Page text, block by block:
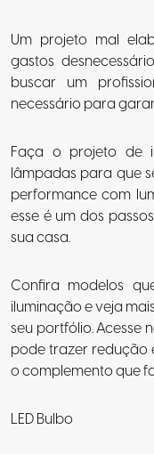
Um projeto mal
gastos
buscar um
necessário para
Faça o projeto de
lâmpadas para que
performance com
esse é um dos
sua casa.
Confira modelos
iluminação e veja
seu portfólio. Acesse
pode trazer redução
o complemento que
LED Bulbo